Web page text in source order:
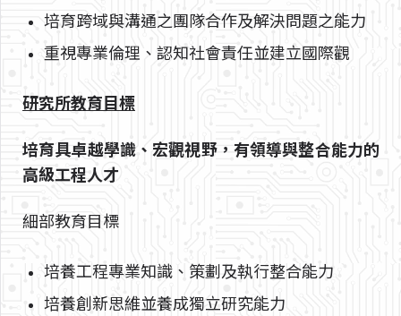
培育跨域與溝通之團隊合作及解決問題之能力
重視專業倫理、認知社會責任並建立國際觀
研究所教育目標
培育具卓越學識、宏觀視野，有領導與整合能力的
高級工程人才
細部教育目標
培養工程專業知識、策劃及執行整合能力
培養創新思維並養成獨立研究能力